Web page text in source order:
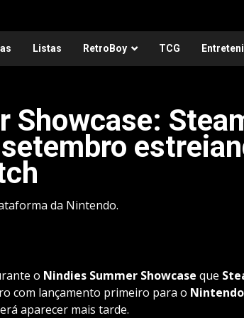
Listas RetroBoy TCG
Showcase:
da Nintendo.
o Nindies Summer Showcase que
com lançamento primeiro para o
aparecer mais tarde.